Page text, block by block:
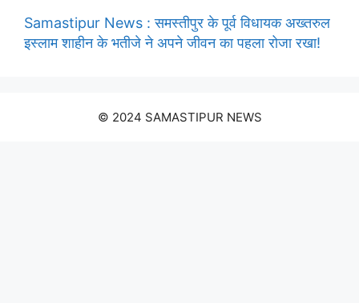
Samastipur News : समस्तीपुर के पूर्व विधायक अख्तरुल
इस्लाम शाहीन के भतीजे ने अपने जीवन का पहला रोजा रखा!
© 2024 SAMASTIPUR NEWS